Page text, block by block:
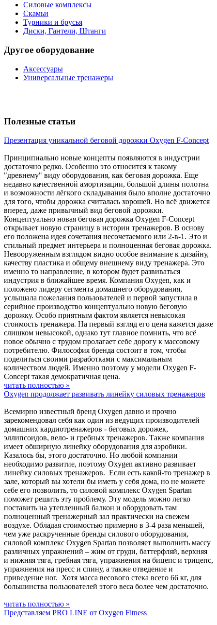
Силовые комплексы
Скамьи
Турники и брусья
Диски, Гантели, Штанги
Другое оборудование
Аксессуары
Универсальные тренажеры
Полезные статьи
Презентация уникальной беговой дорожки Oxygen F-Concept
Принципиально новые концепты появляются в индустрии
достаточно редко. Особенно это относится к такому
"древнему" виду оборудования, как беговая дорожка. Еще
недавно качественной амортизации, большой длины полотна
и возможности лёгкого складывания было вполне достаточно
для того, чтобы дорожка считалась хорошей. Но всё движется
вперед, даже привычный вид беговой дорожки.
Концептуально новая беговая дорожка Oxygen F-Concept
открывает новую страницу в истории тренажеров. В основу
его положена идея сочетания несочетаемого или 2-в-1. Это и
стильный предмет интерьера и полноценная беговая дорожка.
Невооруженным взглядом видно особое внимание к дизайну,
качеству пластика и общему внешнему виду тренажера. Это
именно то направление, в котором будет развиваться
индустрия в ближайшее время. Компания Oxygen, как и
положено лидеру сегмента домашнего оборудования,
услышала пожелания пользователей и первой запустила в
серийное производство концептуально новую беговую
дорожку. Особо приятным фактом является невысокая
стоимость тренажера. На первый взгляд его цена кажется даже
слишком невысокой, однако тут главное помнить, что всё
новое обычно с трудом пролагает себе дорогу к массовому
потребителю. Философия бренда состоит в том, чтобы
поделиться своими разработками с максимальным
количеством людей. Именно поэтому у модели Oxygen F-
Concept такая демократичная цена.
читать полностью »
Oxygen продолжает развивать линейку силовых тренажеров
Всемирно известный бренд Oxygen давно и прочно
зарекомендовал себя как один из ведущих производителей
домашних кардиотренажеров - беговых дорожек,
эллипсоидов, вело- и гребных тренажеров. Также компания
имеет обширную линейку оборудования для аэробики.
Казалось бы, этого достаточно. Но любой компании
необходимо развитие, поэтому Oxygen активно развивает
линейку силовых тренажеров. Если есть какой-то тренажер в
зале, который вы хотели бы иметь у себя дома, но не можете
себе его позволить, то силовой комплекс Oxygen Spartan
поможет решить эту проблему. Эту модель можно легко
поставить на утепленный балкон и оборудовать там
полноценный тренажерный зал практически на свежем
воздухе. Обладая стоимостью примерно в 3-4 раза меньшей,
чем уже раскрученные бренды силового оборудования,
силовой комплекс Oxygen Spartan позволяет выполнить массу
различных упражнений – жим от груди, баттерфляй, верхняя
и нижняя тяга, гребная тяга, упражнения на бицепс и трицепс,
упражнения на пресс и спину, а также отведение и
приведение ног. Хотя масса весового стека всего 66 кг, для
большинства пользователей этого веса более чем достаточно.
читать полностью »
Представляем PRO LINE от Oxygen Fitness